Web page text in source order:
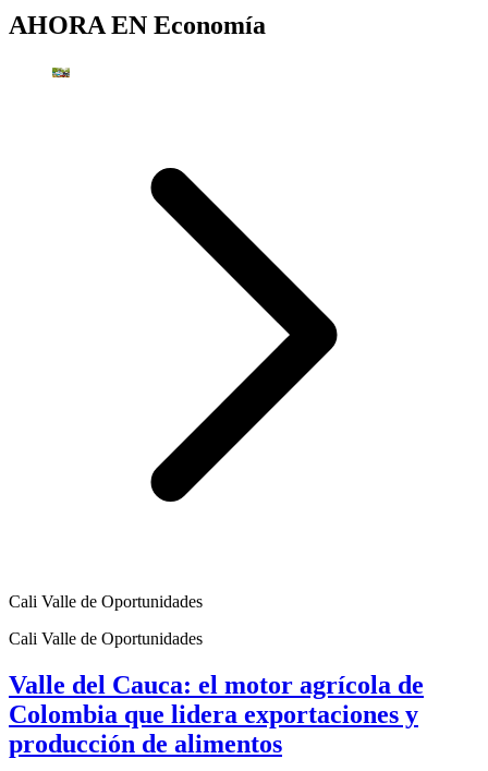
AHORA EN Economía
Cali Valle de Oportunidades
Cali Valle de Oportunidades
Valle del Cauca: el motor agrícola de
Colombia que lidera exportaciones y
producción de alimentos